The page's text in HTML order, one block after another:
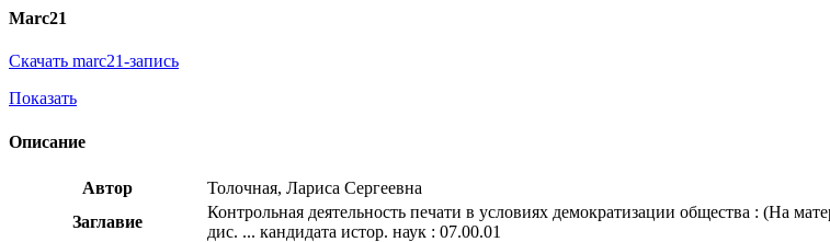
Marc21
Скачать marc21-запись
Показать
Описание
Автор
Толочная, Лариса Сергеевна
Заглавие
Контрольная деятельность печати в условиях демократизации общества : (На
дис. ... кандидата истор. наук : 07.00.01